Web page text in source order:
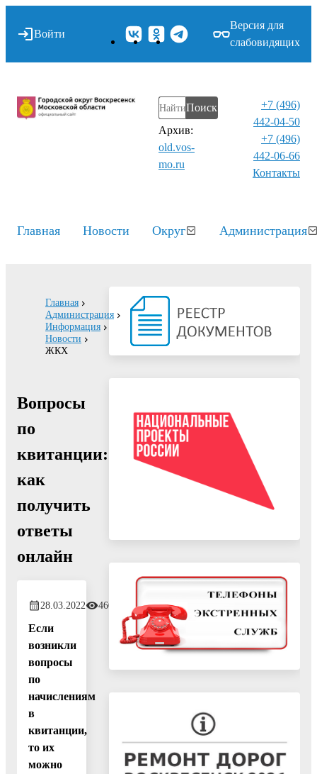
Войти
Версия для
слабовидящих
Поиск
Архив:
old.vos-
mo.ru
+7 (496)
442-04-50
+7 (496)
442-06-66
Контакты⁠
Главная Новости Округ Администрация
Главная
Администрация
Информация
Новости
ЖКХ
Вопросы
по
квитанции:
как
получить
ответы
онлайн
28.03.2022 460
Если
возникли
вопросы
по
начислениям
в
квитанции,
то их
можно